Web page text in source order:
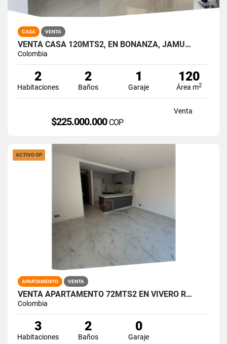
CASA VENTA
VENTA CASA 120MTS2, EN BONANZA, JAMU…
Colombia
2
Habitaciones
2
Baños
1
Garaje
120
Área m2
Venta
$225.000.000 COP
ACTIVO OP
APARTAMENTO VENTA
VENTA APARTAMENTO 72MTS2 EN VIVERO R…
Colombia
3
Habitaciones
2
Baños
0
Garaje